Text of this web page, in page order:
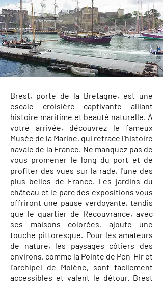
Brest, porte de la Bretagne, est une
escale croisière captivante alliant
histoire maritime et beauté naturelle. À
votre arrivée, découvrez le fameux
Musée de la Marine, qui retrace l’histoire
navale de la France. Ne manquez pas de
vous promener le long du port et de
profiter des vues sur la rade, l'une des
plus belles de France. Les jardins du
château et le parc des expositions vous
offriront une pause verdoyante, tandis
que le quartier de Recouvrance, avec
ses maisons colorées, ajoute une
touche pittoresque. Pour les amateurs
de nature, les paysages côtiers des
environs, comme la Pointe de Pen-Hir et
l'archipel de Molène, sont facilement
accessibles et valent le détour. Brest